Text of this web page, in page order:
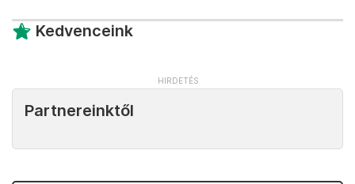
Kedvenceink
Partnereinktől